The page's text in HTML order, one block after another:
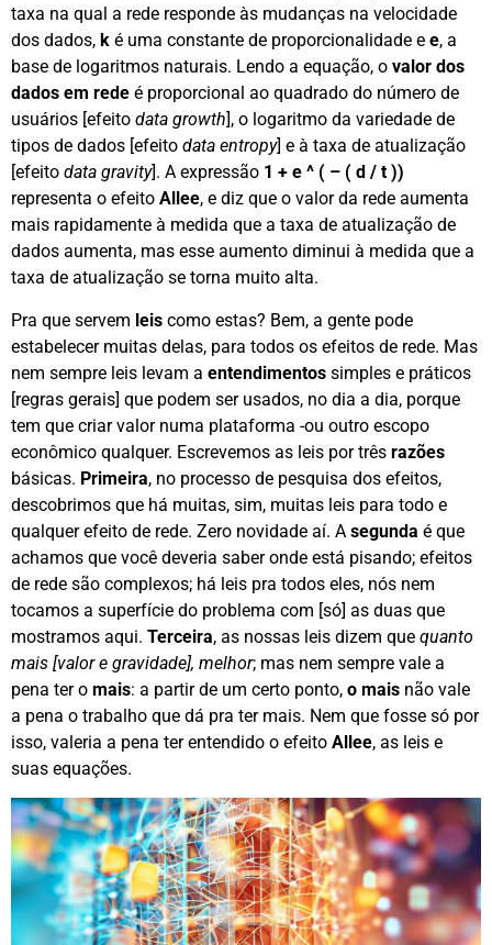
taxa na qual a rede responde às mudanças na velocidade
dos dados, k é uma constante de proporcionalidade e e, a
base de logaritmos naturais. Lendo a equação, o valor dos
dados em rede é proporcional ao quadrado do número de
usuários [efeito data growth], o logaritmo da variedade de
tipos de dados [efeito data entropy] e à taxa de atualização
[efeito data gravity]. A expressão 1 + e ^ ( – ( d / t ))
representa o efeito Allee, e diz que o valor da rede aumenta
mais rapidamente à medida que a taxa de atualização de
dados aumenta, mas esse aumento diminui à medida que a
taxa de atualização se torna muito alta.
Pra que servem leis como estas? Bem, a gente pode
estabelecer muitas delas, para todos os efeitos de rede. Mas
nem sempre leis levam a entendimentos simples e práticos
[regras gerais] que podem ser usados, no dia a dia, porque
tem que criar valor numa plataforma -ou outro escopo
econômico qualquer. Escrevemos as leis por três razões
básicas. Primeira, no processo de pesquisa dos efeitos,
descobrimos que há muitas, sim, muitas leis para todo e
qualquer efeito de rede. Zero novidade aí. A segunda é que
achamos que você deveria saber onde está pisando; efeitos
de rede são complexos; há leis pra todos eles, nós nem
tocamos a superfície do problema com [só] as duas que
mostramos aqui. Terceira, as nossas leis dizem que quanto
mais [valor e gravidade], melhor; mas nem sempre vale a
pena ter o mais: a partir de um certo ponto, o mais não vale
a pena o trabalho que dá pra ter mais. Nem que fosse só por
isso, valeria a pena ter entendido o efeito Allee, as leis e
suas equações.